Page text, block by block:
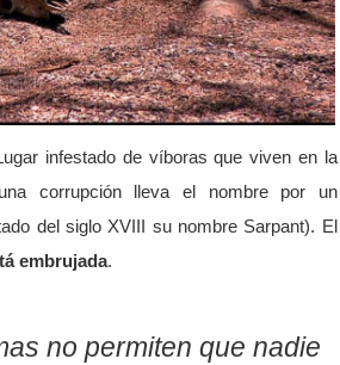
infestado de víboras que viven en la
corrupción lleva el nombre por un
del siglo XVIII su nombre Sarpant). El
embrujada.
no permiten que nadie